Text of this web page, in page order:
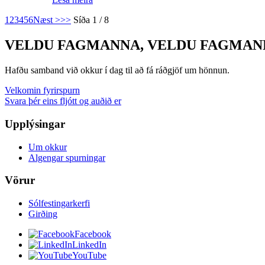
1 23456Næst >>> Síða 1 / 8
VELDU FAGMANNA, VELDU
Hafðu samband við okkur í dag til að fá ráðgjöf um hönnun.
Velkomin fyrirspurn
Svara þér eins fljótt og auðið er
Upplýsingar
Um okkur
Algengar spurningar
Vörur
Sólfestingarkerfi
Girðing
Facebook
LinkedIn
YouTube